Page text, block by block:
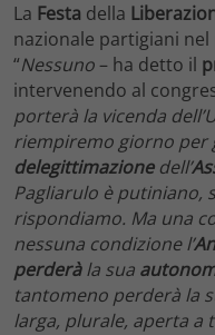
La Festa della
nazionale partigiani
“Nessuno– ha detto il
intervenendo al
porterà la vicenda
riempiremo giorno per
delegittimazionedell’
Pagliarulo è putiniano,
rispondiamo. Ma una
nessuna condizione l’
perderàla sua
tantomeno perderà la
larga, plurale, aperta a